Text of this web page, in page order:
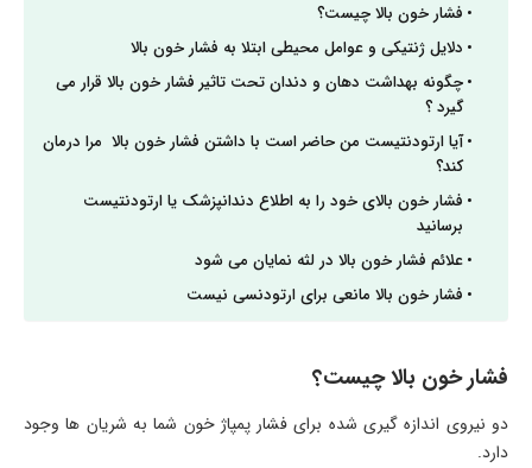
فشار خون بالا چیست؟
دلایل ژنتیکی و عوامل محیطی ابتلا به فشار خون بالا
چگونه بهداشت دهان و دندان تحت تاثیر فشار خون بالا قرار می
گیرد ؟
آیا ارتودنتیست من حاضر است با داشتن فشار خون بالا مرا درمان
کند؟
فشار خون بالای خود را به اطلاع دندانپزشک یا ارتودنتیست
برسانید
علائم فشار خون بالا در لثه نمایان می شود
فشار خون بالا مانعی برای ارتودنسی نیست
فشار خون بالا چیست؟
دو نیروی اندازه گیری شده برای فشار پمپاژ خون شما به شریان ها وجود
دارد.